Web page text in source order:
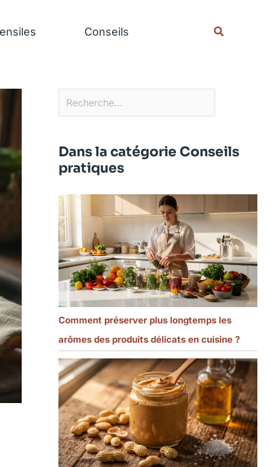
Conseils
Dans la catégorie Conseils
pratiques
Comment préserver plus longtemps les
arômes des produits délicats en cuisine ?